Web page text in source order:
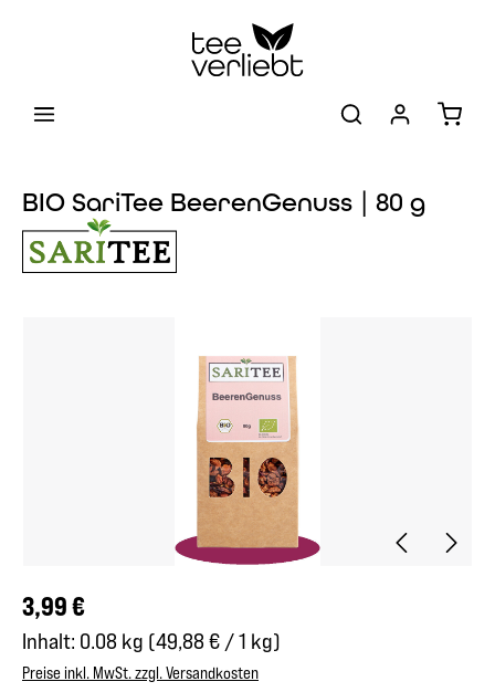
BIO SariTee BeerenGenuss | 80 g
Regulärer Preis:
3,99 €
Inhalt: 0.08 kg (49,88 € / 1 kg)
Preise inkl. MwSt. zzgl. Versandkosten